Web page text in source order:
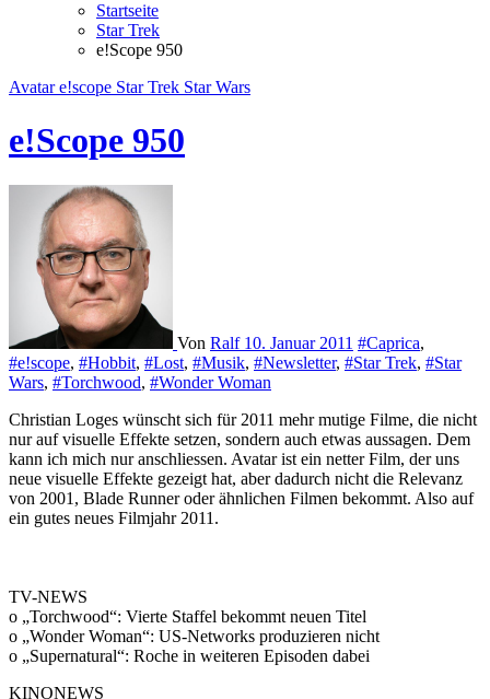
Startseite
Star Trek
e!Scope 950
Avatare!scope Star Trek Star Wars
e!Scope 950
Von Ralf 10. Januar 2011 #Caprica,
#e!scope, #Hobbit, #Lost, #Musik, #Newsletter, #Star Trek, #Star
Wars, #Torchwood, #Wonder Woman
Christian Loges wünscht sich für 2011 mehr mutige Filme, die nicht
nur auf visuelle Effekte setzen, sondern auch etwas aussagen. Dem
kann ich mich nur anschliessen. Avatar ist ein netter Film, der uns
neue visuelle Effekte gezeigt hat, aber dadurch nicht die Relevanz
von 2001, Blade Runner oder ähnlichen Filmen bekommt. Also auf
ein gutes neues Filmjahr 2011.
TV-NEWS
o „Torchwood“: Vierte Staffel bekommt neuen Titel
o „Wonder Woman“: US-Networks produzieren nicht
o „Supernatural“: Roche in weiteren Episoden dabei
KINONEWS